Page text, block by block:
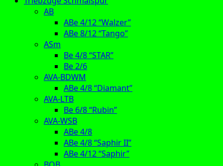
AB
ABe 4/12 “Walzer”
ABe 8/12 “Tango”
ASm
Be 4/8 “STAR”
Be 2/6
AVA-BDWM
ABe 4/8 “Diamant”
AVA-LTB
Be 6/8 “Rubin”
AVA-WSB
ABe 4/8
ABe 4/8 “Saphir II”
ABe 4/12 “Saphir”